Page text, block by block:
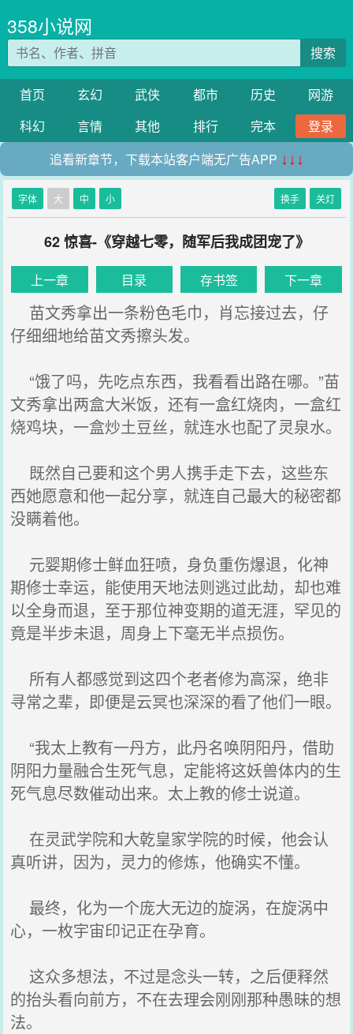
358小说网
搜索
首页 玄幻 武侠 都市 历史
网游
科幻
言情 其他 排行 完本
登录
追看新章节，下载本站客户端无广告APP ↓↓↓
字体 大 中 小 换手 关灯
62 惊喜-《穿越七零，随军后我成团宠了》
上一章 目录 存书签 下一章
苗文秀拿出一条粉色毛巾，肖忘接过去，仔
仔细细地给苗文秀擦头发。
“饿了吗，先吃点东西，我看看出路在哪。”苗
文秀拿出两盒大米饭，还有一盒红烧肉，一盒红
烧鸡块，一盒炒土豆丝，就连水也配了灵泉水。
既然自己要和这个男人携手走下去，这些东
西她愿意和他一起分享，就连自己最大的秘密都
没瞒着他。
元婴期修士鲜血狂喷，身负重伤爆退，化神
期修士幸运，能使用天地法则逃过此劫，却也难
以全身而退，至于那位神变期的道无涯，罕见的
竟是半步未退，周身上下毫无半点损伤。
所有人都感觉到这四个老者修为高深，绝非
寻常之辈，即便是云冥也深深的看了他们一眼。
“我太上教有一丹方，此丹名唤阴阳丹，借助
阴阳力量融合生死气息，定能将这妖兽体内的生
死气息尽数催动出来。太上教的修士说道。
在灵武学院和大乾皇家学院的时候，他会认
真听讲，因为，灵力的修炼，他确实不懂。
最终，化为一个庞大无边的旋涡，在旋涡中
心，一枚宇宙印记正在孕育。
这众多想法，不过是念头一转，之后便释然
的抬头看向前方，不在去理会刚刚那种愚昧的想
法。